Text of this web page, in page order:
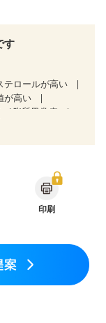
す
テロールが高い
が高い
脂質異常症
ン療法中）
印刷